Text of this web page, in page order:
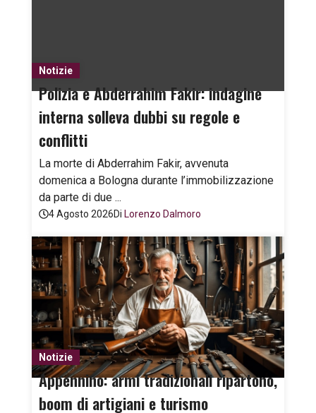
Notizie
Polizia e Abderrahim Fakir: indagine
interna solleva dubbi su regole e
conflitti
La morte di Abderrahim Fakir, avvenuta
domenica a Bologna durante l’immobilizzazione
da parte di due ...
4 Agosto 2026Di Lorenzo Dalmoro
Notizie
Appennino: armi tradizionali ripartono,
boom di artigiani e turismo